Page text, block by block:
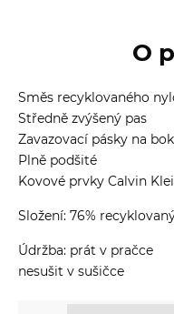
O
Směs recyklovaného
Středně zvýšený pas
Zavazovací pásky na
Plně podšité
Kovové prvky Calvin
Složení: 76%
Údržba: prát v pračce
nesušit v sušičce